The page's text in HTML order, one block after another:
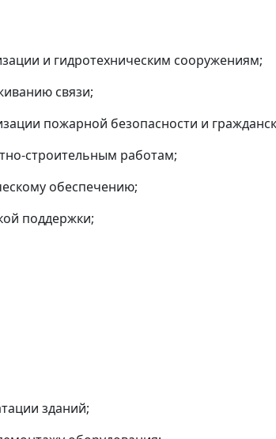
и гидротехническим сооружениям;
связи;
пожарной безопасности и
строительным работам;
обеспечению;
поддержки;
зданий;